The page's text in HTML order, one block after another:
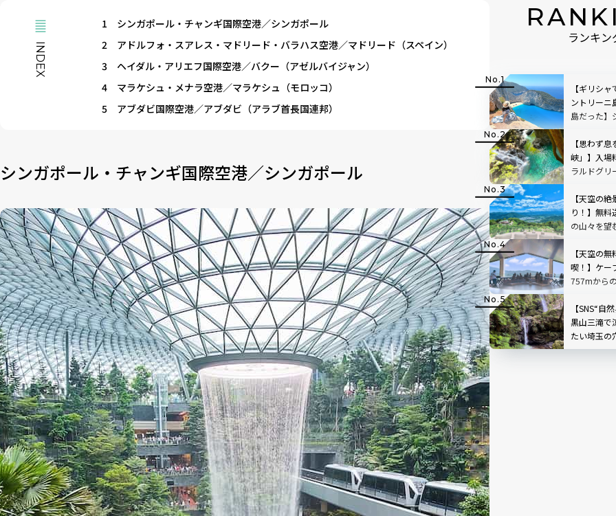
INDEX
1
シンガポール・チャンギ国際空港／シンガポール
2
アドルフォ・スアレス・マドリード・バラハス空港／マドリード（スペイン）
3
ヘイダル・アリエフ国際空港／バクー（アゼルバイジャン）
4
マラケシュ・メナラ空港／マラケシュ（モロッコ）
5
アブダビ国際空港／アブダビ（アラブ首長国連邦）
シンガポール・チャンギ国際空港／シンガポール
ランキン
【ギリシ
ントリーニ
島だった】
チ観光の
方から持ち
【思わず
峡」】入場
ラルドグリ
【天空の
り！】無料
の山々を望
レビュー
【天空の
喫！】ケー
757mから
【SNS“自
黒山三滝で
たい埼玉の
で味わう癒